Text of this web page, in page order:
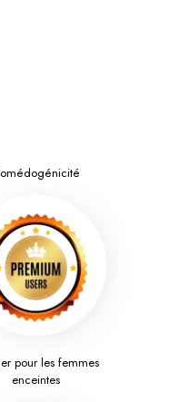
pour les femmes
enceintes